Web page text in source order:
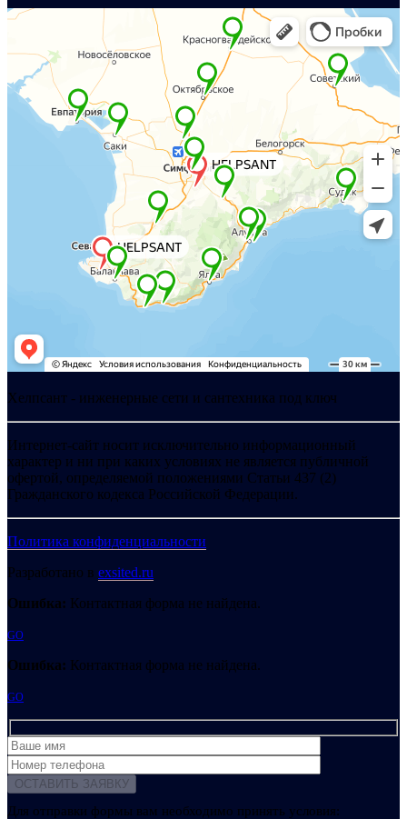
Хелпсант - инженерные сети и сантехника под ключ
Интернет-сайт носит исключительно информационный
характер и ни при каких условиях не является публичной
офертой, определяемой положениями Статьи 437 (2)
Гражданского кодекса Российской Федерации.
Политика конфиденциальности
Разработано в exsited.ru
Ошибка: Контактная форма не найдена.
GO
Ошибка: Контактная форма не найдена.
GO
Для отправки формы вам необходимо принять условия: